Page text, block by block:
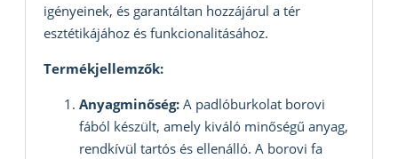
igényeinek, és garantáltan hozzájárul a tér
esztétikájához és funkcionalitásához.
Termékjellemzők:
Anyagminőség: A padlóburkolat borovi
fából készült, amely kiváló minőségű anyag,
rendkívül tartós és ellenálló. A borovi fa